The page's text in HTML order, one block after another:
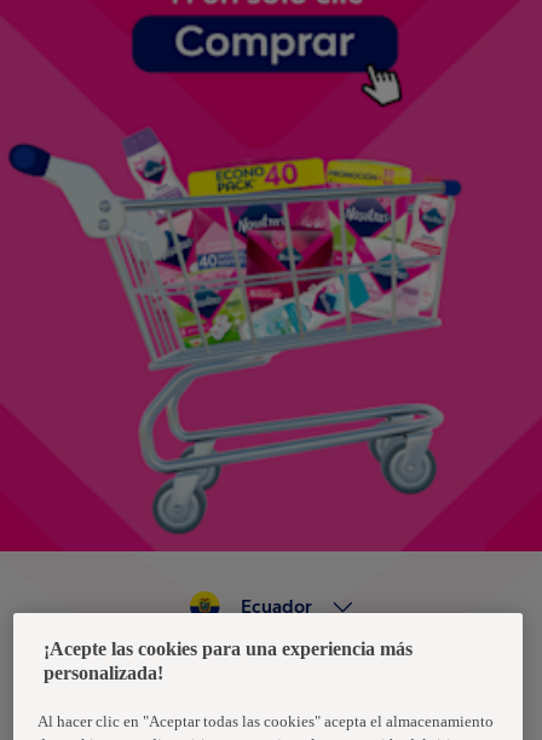
Política de privacidad de datos
Ecuador
¡Acepte las cookies para una experiencia más
personalizada!
Al hacer clic en "Aceptar todas las cookies" acepta el almacenamiento